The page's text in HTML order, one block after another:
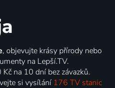
, objevujte krásy přírody nebo
na Lepší.TV.
na 10 dní bez závazků.
si vysílání 176 TV stanic